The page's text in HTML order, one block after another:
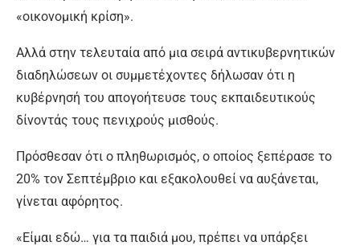
«οικονομική κρίση».
Αλλά στην τελευταία από μια σειρά αντικυβερνητικών
διαδηλώσεων οι συμμετέχοντες δήλωσαν ότι η
κυβέρνησή του απογοήτευσε τους εκπαιδευτικούς
δίνοντάς τους πενιχρούς μισθούς.
Πρόσθεσαν ότι ο πληθωρισμός, ο οποίος ξεπέρασε το
20% τον Σεπτέμβριο και εξακολουθεί να αυξάνεται,
γίνεται αφόρητος.
«Είμαι εδώ… για τα παιδιά μου, πρέπει να υπάρξει